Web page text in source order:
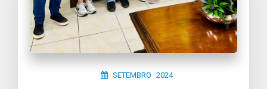
SETEMBRO 2024